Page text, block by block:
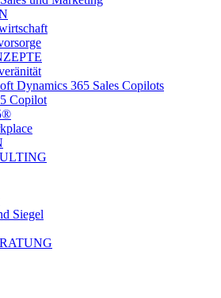
Dynamics 365 Sales Copilots
Copilot
Siegel